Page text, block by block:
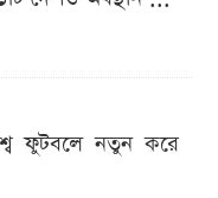
ফুটবলে নতুন করে